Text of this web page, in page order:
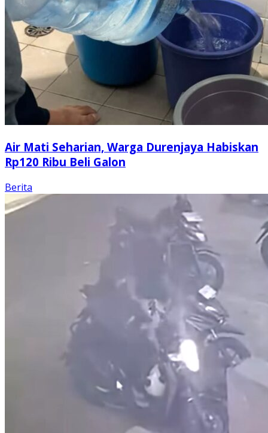
Air Mati Seharian, Warga Durenjaya Habiskan
Rp120 Ribu Beli Galon
Berita